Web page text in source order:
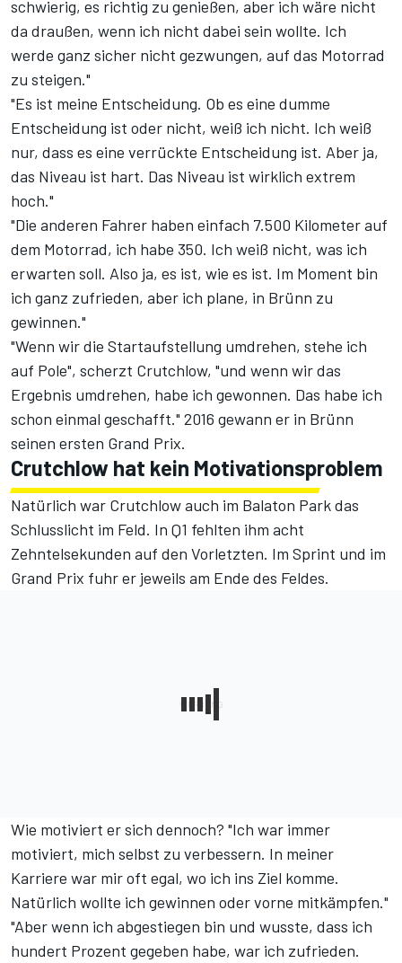
schwierig, es richtig zu genießen, aber ich wäre nicht
da draußen, wenn ich nicht dabei sein wollte. Ich
werde ganz sicher nicht gezwungen, auf das Motorrad
zu steigen."
"Es ist meine Entscheidung. Ob es eine dumme
Entscheidung ist oder nicht, weiß ich nicht. Ich weiß
nur, dass es eine verrückte Entscheidung ist. Aber ja,
das Niveau ist hart. Das Niveau ist wirklich extrem
hoch."
"Die anderen Fahrer haben einfach 7.500 Kilometer auf
dem Motorrad, ich habe 350. Ich weiß nicht, was ich
erwarten soll. Also ja, es ist, wie es ist. Im Moment bin
ich ganz zufrieden, aber ich plane, in Brünn zu
gewinnen."
"Wenn wir die Startaufstellung umdrehen, stehe ich
auf Pole", scherzt Crutchlow, "und wenn wir das
Ergebnis umdrehen, habe ich gewonnen. Das habe ich
schon einmal geschafft." 2016 gewann er in Brünn
seinen ersten Grand Prix.
Crutchlow hat kein Motivationsproblem
Natürlich war Crutchlow auch im Balaton Park das
Schlusslicht im Feld. In Q1 fehlten ihm acht
Zehntelsekunden auf den Vorletzten. Im Sprint und im
Grand Prix fuhr er jeweils am Ende des Feldes.
Wie motiviert er sich dennoch? "Ich war immer
motiviert, mich selbst zu verbessern. In meiner
Karriere war mir oft egal, wo ich ins Ziel komme.
Natürlich wollte ich gewinnen oder vorne mitkämpfen."
"Aber wenn ich abgestiegen bin und wusste, dass ich
hundert Prozent gegeben habe, war ich zufrieden.